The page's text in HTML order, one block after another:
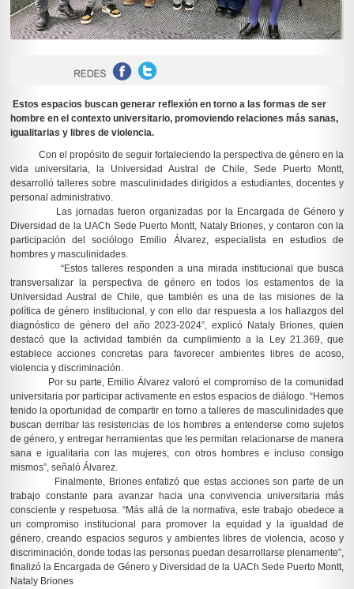
Estos espacios buscan generar reflexión en torno a las formas de ser
hombre en el contexto universitario, promoviendo relaciones más sanas,
igualitarias y libres de violencia.
Con el propósito de seguir fortaleciendo la perspectiva de género en la
vida universitaria, la Universidad Austral de Chile, Sede Puerto Montt,
desarrolló talleres sobre masculinidades dirigidos a estudiantes, docentes y
personal administrativo.
Las jornadas fueron organizadas por la Encargada de Género y
Diversidad de la UACh Sede Puerto Montt, Nataly Briones, y contaron con la
participación del sociólogo Emilio Álvarez, especialista en estudios de
hombres y masculinidades.
“Estos talleres responden a una mirada institucional que busca
transversalizar la perspectiva de género en todos los estamentos de la
Universidad Austral de Chile, que también es una de las misiones de la
política de género institucional, y con ello dar respuesta a los hallazgos del
diagnóstico de género del año 2023-2024”, explicó Nataly Briones, quien
destacó que la actividad también da cumplimiento a la Ley 21.369, que
establece acciones concretas para favorecer ambientes libres de acoso,
violencia y discriminación.
Por su parte, Emilio Álvarez valoró el compromiso de la comunidad
universitaria por participar activamente en estos espacios de diálogo. “Hemos
tenido la oportunidad de compartir en torno a talleres de masculinidades que
buscan derribar las resistencias de los hombres a entenderse como sujetos
de género, y entregar herramientas que les permitan relacionarse de manera
sana e igualitaria con las mujeres, con otros hombres e incluso consigo
mismos”, señaló Álvarez.
Finalmente, Briones enfatizó que estas acciones son parte de un
trabajo constante para avanzar hacia una convivencia universitaria más
consciente y respetuosa. “Más allá de la normativa, este trabajo obedece a
un compromiso institucional para promover la equidad y la igualdad de
género, creando espacios seguros y ambientes libres de violencia, acoso y
discriminación, donde todas las personas puedan desarrollarse plenamente”,
finalizó la Encargada de Género y Diversidad de la UACh Sede Puerto Montt,
Nataly Briones